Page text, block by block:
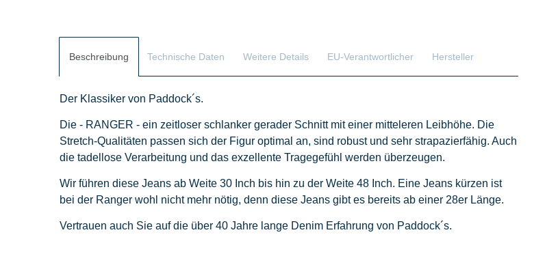
Beschreibung Technische Daten Weitere Details EU-Verantwortlicher Hersteller
Der Klassiker von Paddock´s.
Die - RANGER - ein zeitloser schlanker gerader Schnitt mit einer mitteleren Leibhöhe. Die
Stretch-Qualitäten passen sich der Figur optimal an, sind robust und sehr strapazierfähig. Auch
die tadellose Verarbeitung und das exzellente Tragegefühl werden überzeugen.
Wir führen diese Jeans ab Weite 30 Inch bis hin zu der Weite 48 Inch. Eine Jeans kürzen ist
bei der Ranger wohl nicht mehr nötig, denn diese Jeans gibt es bereits ab einer 28er Länge.
Vertrauen auch Sie auf die über 40 Jahre lange Denim Erfahrung von Paddock´s.